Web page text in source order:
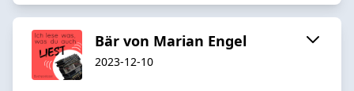
Bär von Marian Engel
2023-12-10